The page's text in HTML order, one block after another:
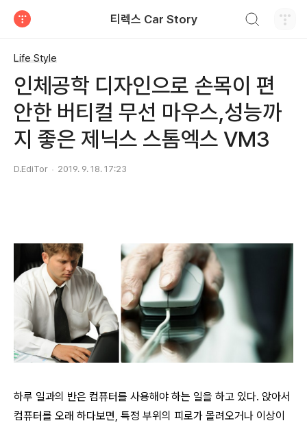
티렉스 Car Story
Life Style
인체공학 디자인으로 손목이 편
안한 버티컬 무선 마우스,성능까
지 좋은 제닉스 스톰엑스 VM3
D.EdiTor 2019. 9. 18. 17:23
하루 일과의 반은 컴퓨터를 사용해야 하는 일을 하고 있다. 앉아서
컴퓨터를 오래 하다보면, 특정 부위의 피로가 몰려오거나 이상이